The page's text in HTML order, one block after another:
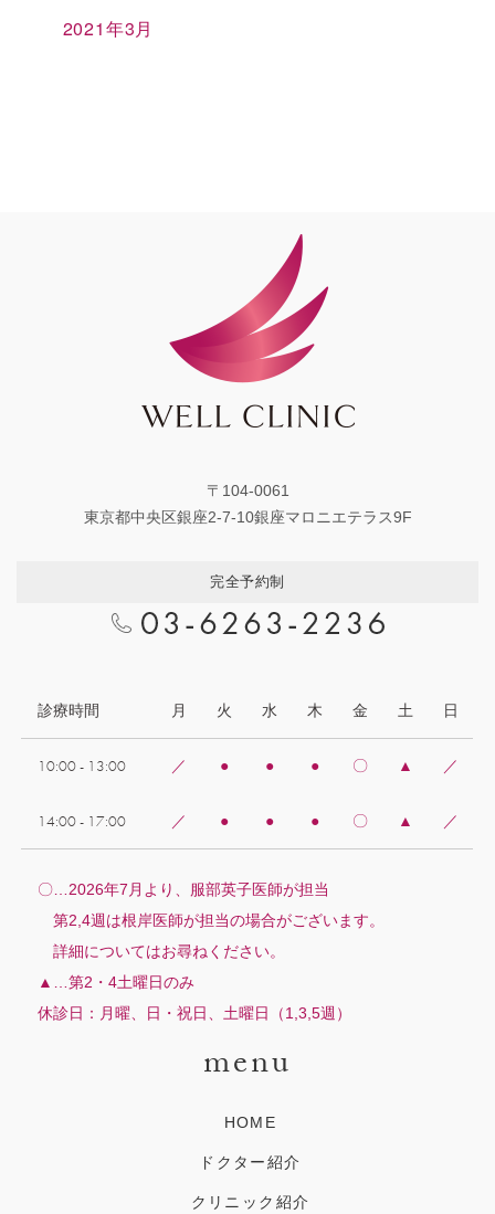
2021年3月
〒104-0061
東京都中央区銀座2-7-10銀座マロニエテラス9F
完全予約制
診療時間 月 火 水 木 金 土 日
10:00 - 13:00 ／ ● ● ● 〇 ▲ ／
14:00 - 17:00 ／ ● ● ● 〇 ▲ ／
〇…2026年7月より、服部英子医師が担当
第2,4週は根岸医師が担当の場合がございます。
詳細についてはお尋ねください。
▲…第2・4土曜日のみ
休診日：月曜、日・祝日、土曜日（1,3,5週）
menu
HOME
ドクター紹介
クリニック紹介